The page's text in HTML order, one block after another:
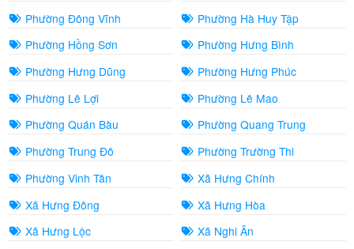
Phường Đông Vĩnh
Phường Hà Huy Tập
Phường Hồng Sơn
Phường Hưng Bình
Phường Hưng Dũng
Phường Hưng Phúc
Phường Lê Lợi
Phường Lê Mao
Phường Quán Bàu
Phường Quang Trung
Phường Trung Đô
Phường Trường Thi
Phường Vinh Tân
Xã Hưng Chính
Xã Hưng Đông
Xã Hưng Hòa
Xã Hưng Lộc
Xã Nghi Ân